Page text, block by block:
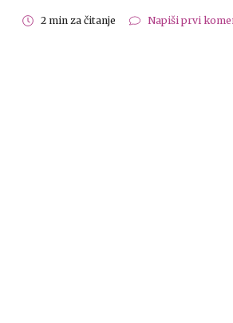
2 min za čitanje Napiši prvi